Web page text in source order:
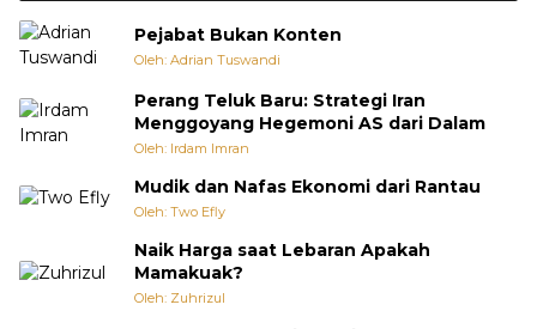
Pejabat Bukan Konten
Oleh: Adrian Tuswandi
Perang Teluk Baru: Strategi Iran
Menggoyang Hegemoni AS dari Dalam
Oleh: Irdam Imran
Mudik dan Nafas Ekonomi dari Rantau
Oleh: Two Efly
Naik Harga saat Lebaran Apakah
Mamakuak?
Oleh: Zuhrizul